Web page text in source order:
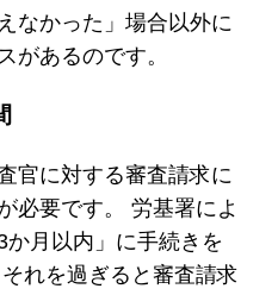
なかった」場合以外に
があるのです。
官に対する審査請求に
必要です。 労基署によ
月以内」に手続きを
れを過ぎると審査請求